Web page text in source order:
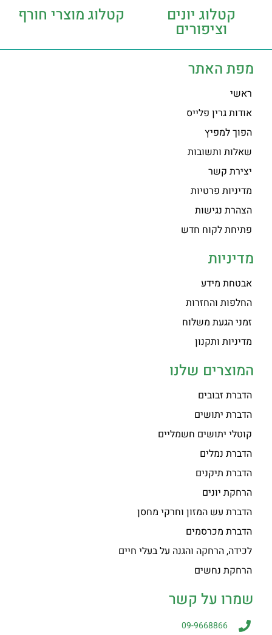
קטלוג יונים
וציפורים
קטלוג מוצרי חורף
מפת האתר
ראשי
אודות גרין פלייס
הפוך למפיץ
שאלות ותשובות
יצירת קשר
מדיניות פרטיות
הצהרת נגישות
פתיחת לקוח חדש
מדיניות
אבטחת מידע
החלפות והחזרות
זמני הגעת משלוח
מדיניות ותקנון
המוצרים שלנו
הדברת זבובים
הדברת יתושים
קוטלי יתושים חשמליים
הדברת נמלים
הדברת תיקנים
הרחקת יונים
הדברת עש המזון וחרקי מחסן
הדברת מכרסמים
לכידה, הרחקה והגנה על בעלי חיים
הרחקת נחשים
שמרו על קשר
09-9668866